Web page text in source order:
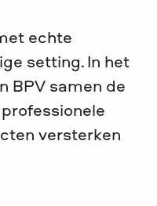
echte
setting. In het
BPV samen de
versterken